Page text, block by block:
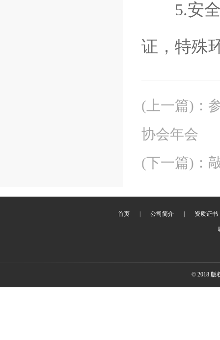
5.安全
证，特殊
(上一篇) ：
协会年会
(下一篇) ：
首页 公司简介 资质证书
© 2018 版